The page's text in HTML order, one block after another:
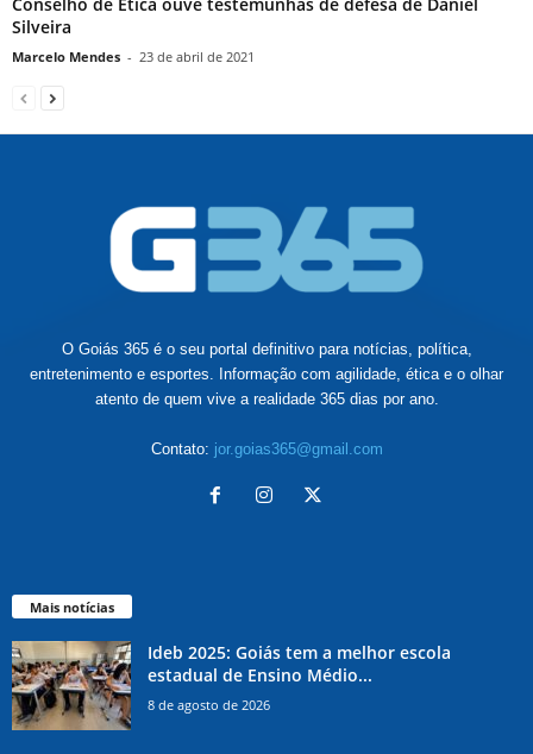
Conselho de Ética ouve testemunhas de defesa de Daniel
Silveira
Marcelo Mendes - 23 de abril de 2021
O Goiás 365 é o seu portal definitivo para notícias, política,
entretenimento e esportes. Informação com agilidade, ética e o olhar
atento de quem vive a realidade 365 dias por ano.
Contato: jor.goias365@gmail.com
Mais notícias
Ideb 2025: Goiás tem a melhor escola
estadual de Ensino Médio...
8 de agosto de 2026